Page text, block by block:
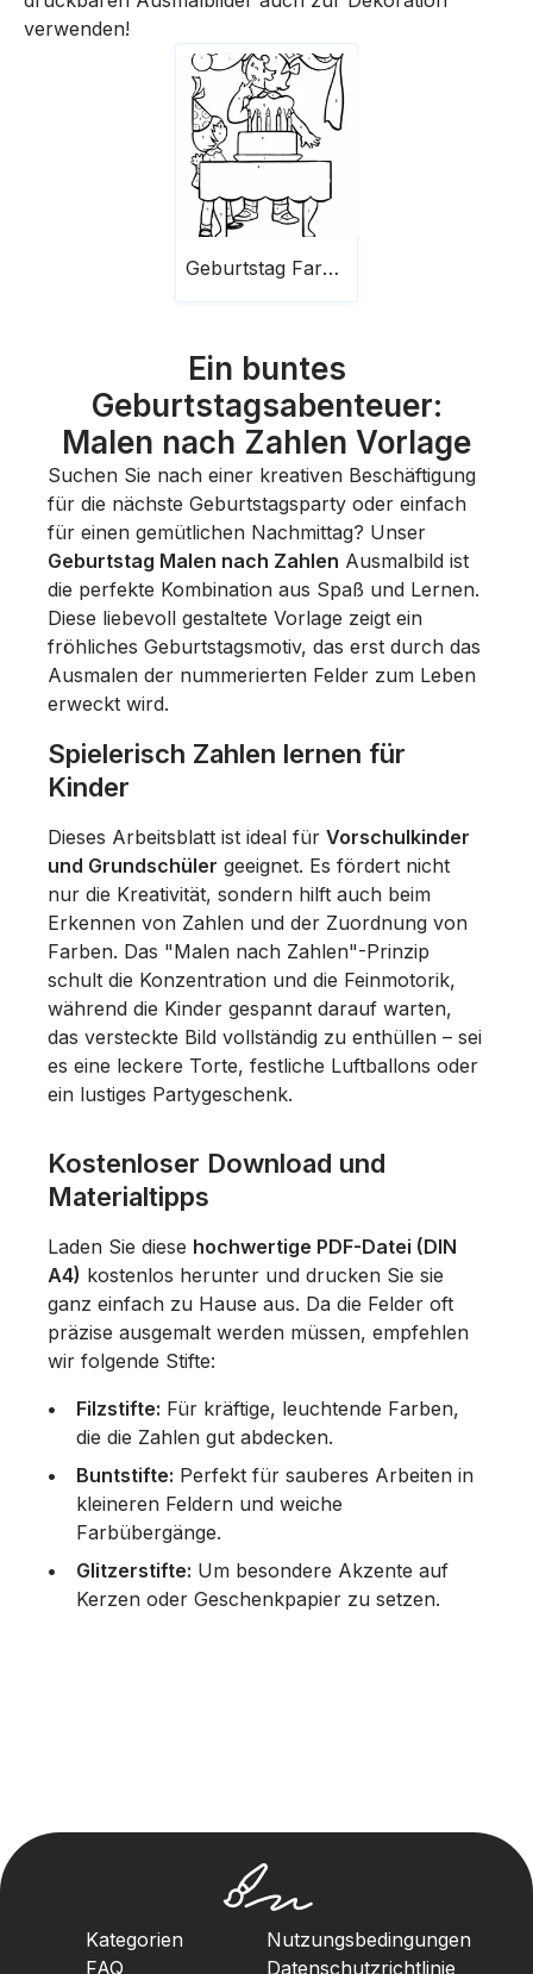
verwenden!
Geburtstag Farbe nach Zahlen
Ein buntes
Geburtstagsabenteuer:
Malen nach Zahlen Vorlage
Suchen Sie nach einer kreativen Beschäftigung
für die nächste Geburtstagsparty oder einfach
für einen gemütlichen Nachmittag? Unser
Geburtstag Malen nach Zahlen Ausmalbild ist
die perfekte Kombination aus Spaß und Lernen.
Diese liebevoll gestaltete Vorlage zeigt ein
fröhliches Geburtstagsmotiv, das erst durch das
Ausmalen der nummerierten Felder zum Leben
erweckt wird.
Spielerisch Zahlen lernen für
Kinder
Dieses Arbeitsblatt ist ideal für Vorschulkinder
und Grundschüler geeignet. Es fördert nicht
nur die Kreativität, sondern hilft auch beim
Erkennen von Zahlen und der Zuordnung von
Farben. Das "Malen nach Zahlen"-Prinzip
schult die Konzentration und die Feinmotorik,
während die Kinder gespannt darauf warten,
das versteckte Bild vollständig zu enthüllen – sei
es eine leckere Torte, festliche Luftballons oder
ein lustiges Partygeschenk.
Kostenloser Download und
Materialtipps
Laden Sie diese hochwertige PDF-Datei (DIN
A4) kostenlos herunter und drucken Sie sie
ganz einfach zu Hause aus. Da die Felder oft
präzise ausgemalt werden müssen, empfehlen
wir folgende Stifte:
Filzstifte: Für kräftige, leuchtende Farben,
die die Zahlen gut abdecken.
Buntstifte: Perfekt für sauberes Arbeiten in
kleineren Feldern und weiche
Farbübergänge.
Glitzerstifte: Um besondere Akzente auf
Kerzen oder Geschenkpapier zu setzen.
Kategorien
FAQ
Nutzungsbedingungen
Datenschutzrichtlinie